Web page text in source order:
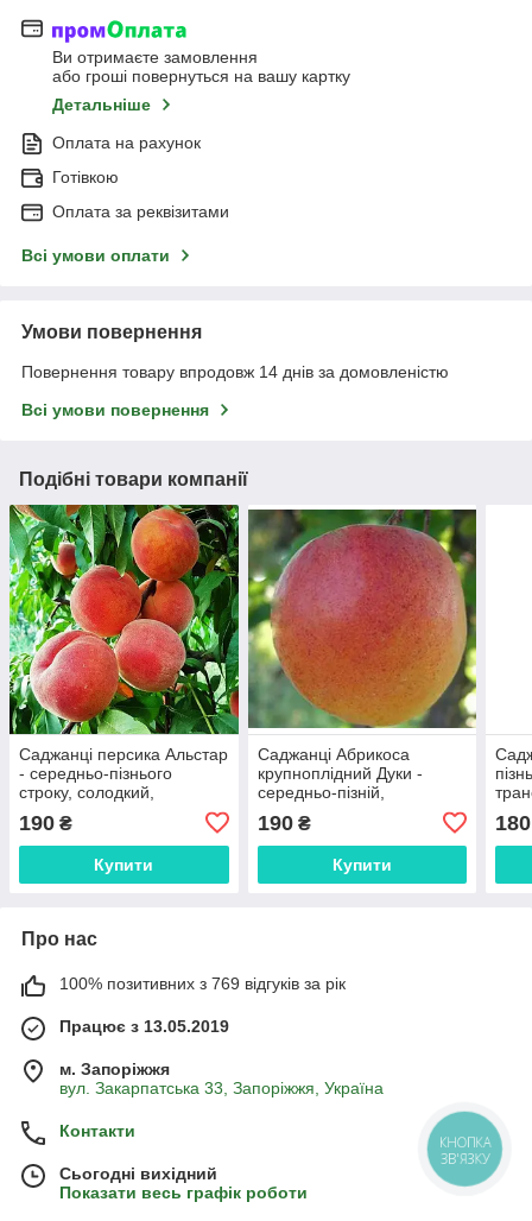
Ви отримаєте замовлення
або гроші повернуться на вашу картку
Детальніше
Оплата на рахунок
Готівкою
Оплата за реквізитами
Всі умови оплати
Умови повернення
Повернення товару впродовж 14 днів за домовленістю
Всі умови повернення
Подібні товари компанії
Саджанці персика Альстар
- середньо-пізнього
строку, солодкий,
190 ₴
Купити
Саджанці Абрикоса
крупноплідний Дуки -
середньо-пізній,
великоплідний, урожайний
190₴
Купити
180
Про нас
100% позитивних з 769 відгуків за рік
Працює з 13.05.2019
м. Запоріжжя
вул. Закарпатська 33, Запоріжжя, Україна
Контакти
Сьогодні вихідний
Показати весь графік роботи
КНОПКА
ЗВ'ЯЗКУ